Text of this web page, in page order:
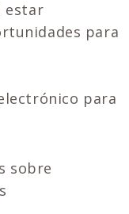
estar
para
para
sobre